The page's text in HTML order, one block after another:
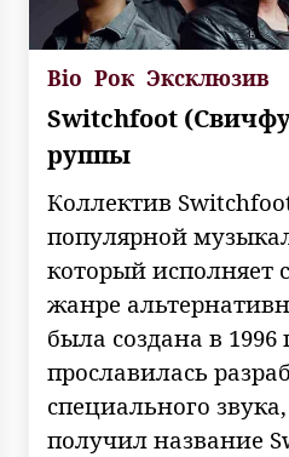
Bio Рок Эксклюзив
Switchfoot
руппы
Коллектив
популярной
который исполняет
жанре
была создана в 1996
прославилась
специального
получил название